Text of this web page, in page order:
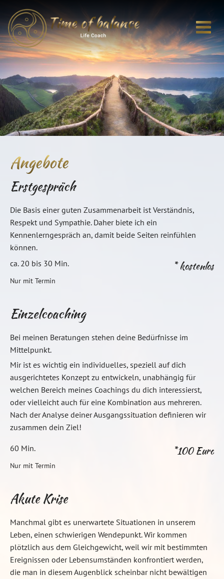
Angebote
Erstgespräch
Die Basis einer guten Zusammenarbeit ist Verständnis,
Respekt und Sympathie. Daher biete ich ein
Kennenlerngespräch an, damit beide Seiten reinfühlen
können.
ca. 20 bis 30 Min.
* kostenlos
Nur mit Termin
Einzelcoaching
Bei meinen Beratungen stehen deine Bedürfnisse im
Mittelpunkt.
Mir ist es wichtig ein individuelles, speziell auf dich
ausgerichtetes Konzept zu entwickeln, unabhängig für
welchen Bereich meines Coachings du dich interessierst,
oder vielleicht auch für eine Kombination aus mehreren.
Nach der Analyse deiner Ausgangssituation definieren wir
zusammen dein Ziel!
60 Min. *100 Euro
Nur mit Termin
Akute Krise
Manchmal gibt es unerwartete Situationen in unserem
Leben, einen schwierigen Wendepunkt. Wir kommen
plötzlich aus dem Gleichgewicht, weil wir mit bestimmten
Ereignissen oder Lebensumständen konfrontiert werden,
die man in diesem Augenblick scheinbar nicht bewältigen